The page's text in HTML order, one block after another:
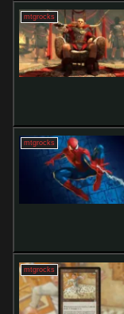
mtgrocks
mtgrocks
mtgrocks